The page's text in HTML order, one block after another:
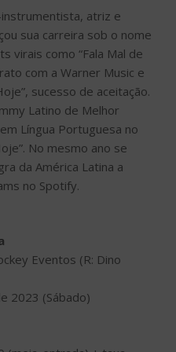
atriz e
sua carreira sob o nome
virais como “Fala Mal de
com a Warner Music e
sucesso de aceitação.
Latino de Melhor
Língua Portuguesa no
No mesmo ano se
da América Latina a
no Spotify.
Eventos (R: Dino
2023 (Sábado)